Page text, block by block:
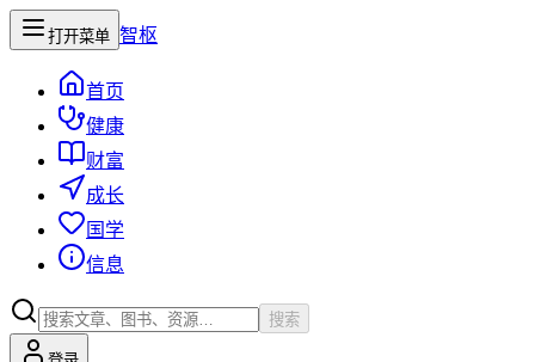
打开菜单 智枢
首页
健康
财富
成长
国学
信息
搜索